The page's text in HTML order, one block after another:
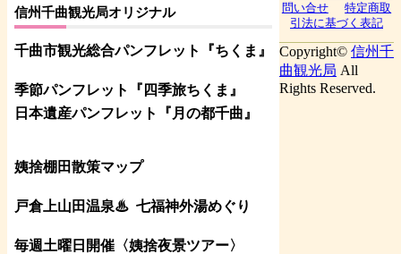
信州千曲観光局オリジナル
千曲市観光総合パンフレット 『ちくま 』
季節パンフレット『四季旅ちくま』
日本遺産パンフレット
『月の都千曲 』
姨捨棚田散策マップ
戸倉上山田温泉♨ 七福神外湯めぐり
毎週土曜日開催〈姨捨夜景ツアー〉
問い合せ
特定商取
引法に基づく表記
Copyright© 信州千
曲観光局 All
Rights Reserved.